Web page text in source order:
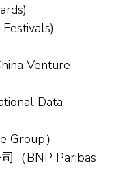
Venture
Data
）
（BNP Paribas